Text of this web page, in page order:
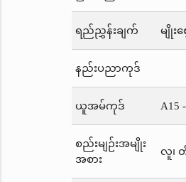
ရည်ညွှန်းချက် မျိုး
နည်းပညာကုဒ်
ယူအမ်ကုဒ် A15
စည်းမျဉ်းအမျိုး
အစား
လူ၊